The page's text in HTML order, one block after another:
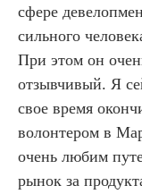
сфере
сильного
При этом он
отзывчивый. Я
свое время
волонтером в
очень любим
рынок за